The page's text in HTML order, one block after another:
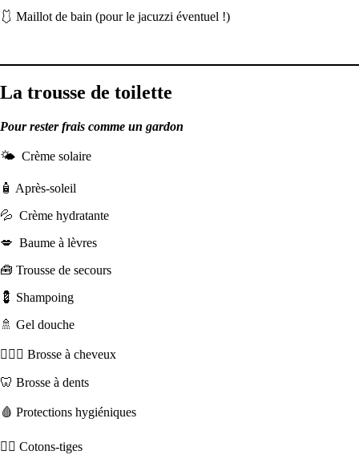
🩱 Maillot de bain (pour le jacuzzi éventuel !)
La trousse de toilette
Pour rester frais comme un gardon
🌤 Crème solaire
🧴 Après-soleil
💦 Crème hydratante
💋 Baume à lèvres
🧰 Trousse de secours
💈 Shampoing
🚿 Gel douche
👱🏻‍♀️ Brosse à cheveux
🦷 Brosse à dents
🩸 Protections hygiéniques
👂🏻 Cotons-tiges